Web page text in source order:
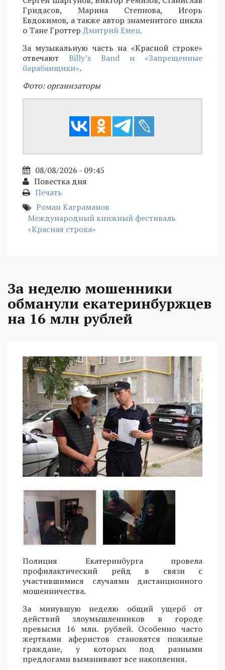
Гридасов, Марина Степнова, Игорь
Евдокимов, а также автор знаменитого цикла
о Тане ГроттерДмитрий Емец.
За музыкальную часть на «Красной строке»
отвечают Billy’s Band и «Запрещенные
барабанщики».
Фото: организаторы
08/08/2026 - 09:45
Повестка дня
Печать
Роман Каграманов
Международный книжный фестиваль
«Красная строка»
За неделю мошенники
обманули екатеринбуржцев
на 16 млн рублей
Полиция Екатеринбурга провела
профилактический рейд в связи с
участившимися случаями дистанционного
мошенничества.
За минувшую неделю общий ущерб от
действий злоумышленников в городе
превысил 16 млн. рублей. Особенно часто
жертвами аферистов становятся пожилые
граждане, у которых под разными
предлогами выманивают все накопления.